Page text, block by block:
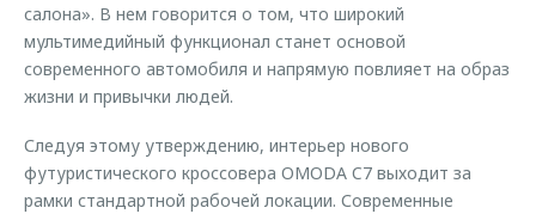
салона». В нем говорится о том, что широкий
мультимедийный функционал станет основой
современного автомобиля и напрямую повлияет на образ
жизни и привычки людей.
Следуя этому утверждению, интерьер нового
футуристического кроссовера OMODA C7 выходит за
рамки стандартной рабочей локации. Современные